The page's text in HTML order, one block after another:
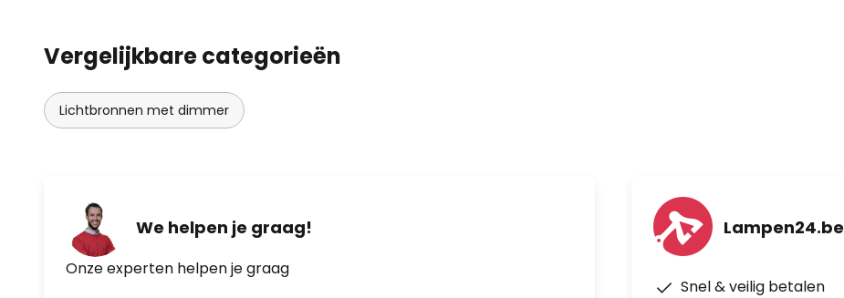
Vergelijkbare categorieën
Lichtbronnen met dimmer
We helpen je graag!
Onze experten helpen je graag
Lampen24.be
Snel & veilig betalen